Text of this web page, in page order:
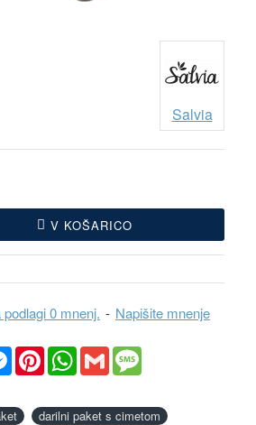
podlagi 0 mnenj. - Napišite mnenje
Salvia
V KOŠARICO
Messenger
PinterestWhatsApp
Gmail
darilni paket s cimetom